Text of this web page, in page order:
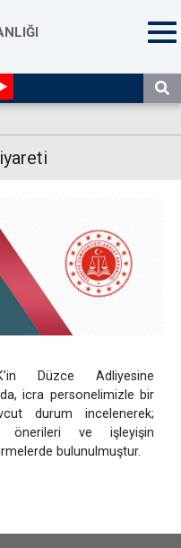
Düzce Adliyesine
icra personelimizle bir
durum incelenerek;
önerileri ve işleyişin
bulunulmuştur.